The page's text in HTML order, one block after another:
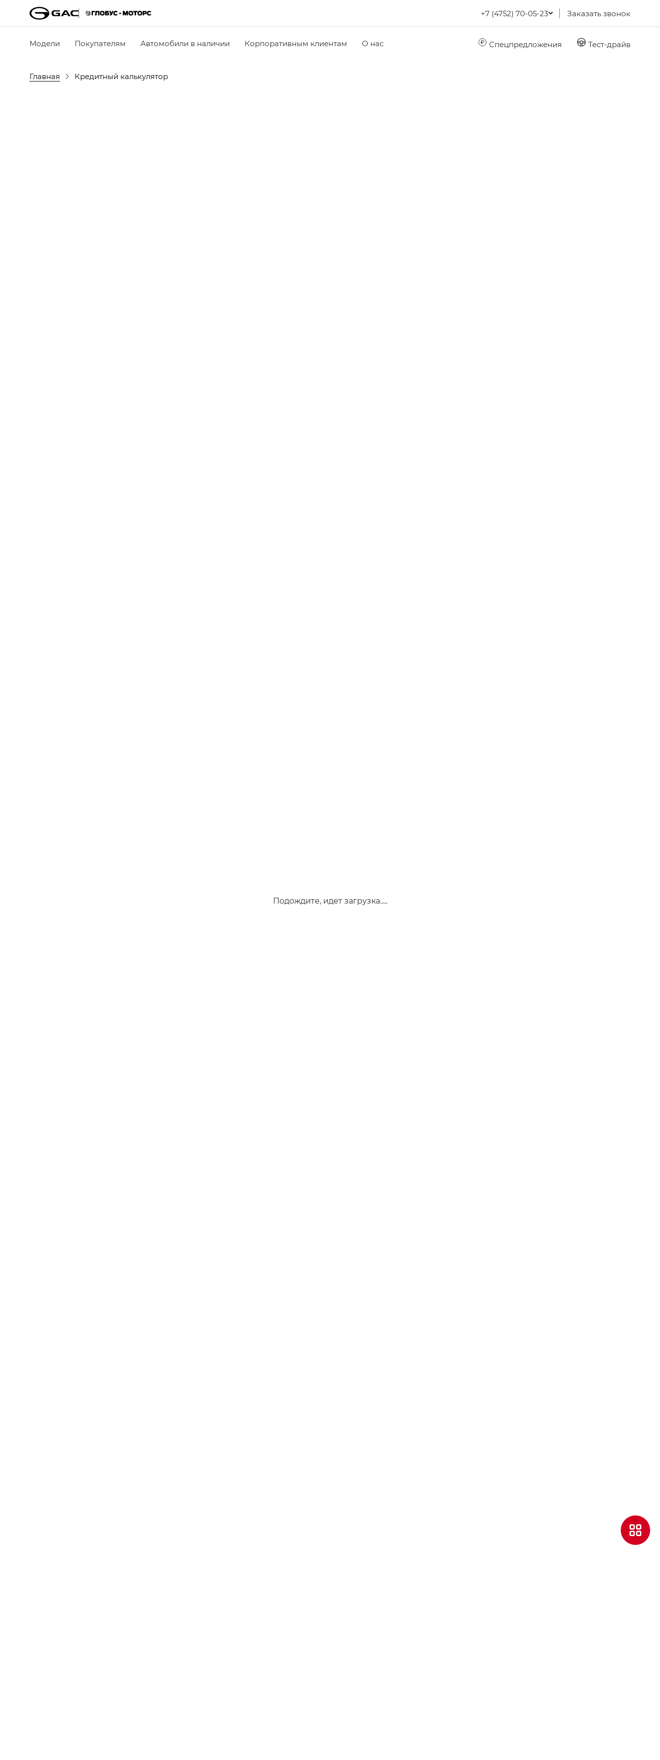
+7 (4752) 70-05-23 Заказать звонок
Модели Покупателям Автомобили в наличии Корпоративным клиентам О нас Спецпредложения Тест-драйв
Главная Кредитный калькулятор
Подождите, идет загрузка.....